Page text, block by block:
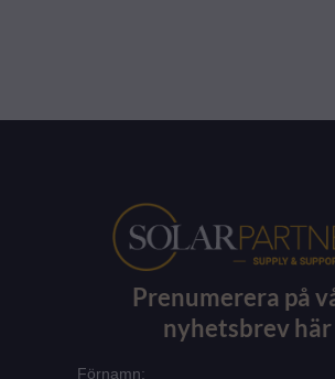
Prenumerera på
nyhetsbrev här
Förnamn: